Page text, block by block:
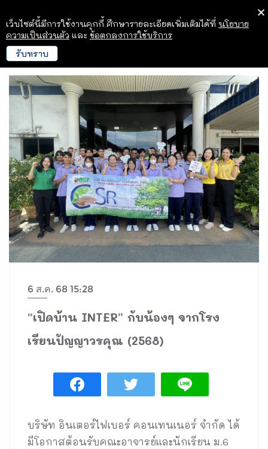
6 ส.ค. 68 15:28
“เปิดบ้าน INTER” กับน้องๆ จากโรง
เรียนปัญญาวรคุณ (2568)
บริษัท อินเตอร์ไฟเบอร์ คอนเทนเนอร์ จำกัด ได้
มีโอกาสต้อนรับคณะอาจารย์และนักเรียน ม.6
เว็บไซต์นี้มีการใช้งานคุกกี้ ศึกษารายละเอียดเพิ่มเติมได้ที่ นโยบาย
ความเป็นส่วนตัว และ ข้อตกลงการใช้บริการ
รับทราบ